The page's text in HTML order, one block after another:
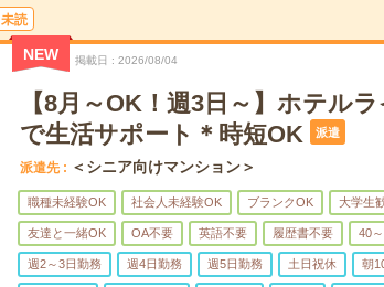
未読
NEW 掲載日 2026/08/04
【8月～OK！週3日～】ホテル
で生活サポート＊時短OK
派遣
派遣先 ＜シニア向けマンション＞
職種未経験OK 社会人未経験OK ブランクOK 大学生
友達と一緒OK OA不要 英語不要 履歴書不要 40
週2～3日勤務 週4日勤務 週5日勤務 土日祝休 朝